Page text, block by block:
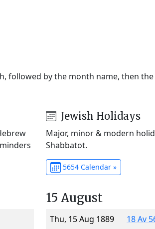
by the month name, then the
Jewish Holidays
Major, minor & modern
Shabbatot.
5654 Calendar »
15 August
Thu, 15 Aug 1889
18 Av